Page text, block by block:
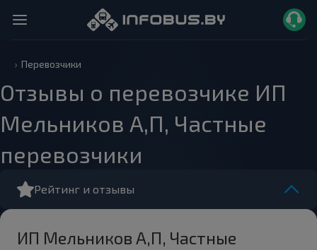
Перевозчики
Отзывы о перевозчике ИП
Мельников А,П, Частные
перевозчики
Рейтинг и отзывы
ИП Мельников А,П, Частные